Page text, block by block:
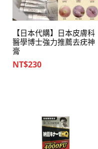
【日本代購】日本皮膚科
醫學博士強力推薦去疣神
膏
NT$230